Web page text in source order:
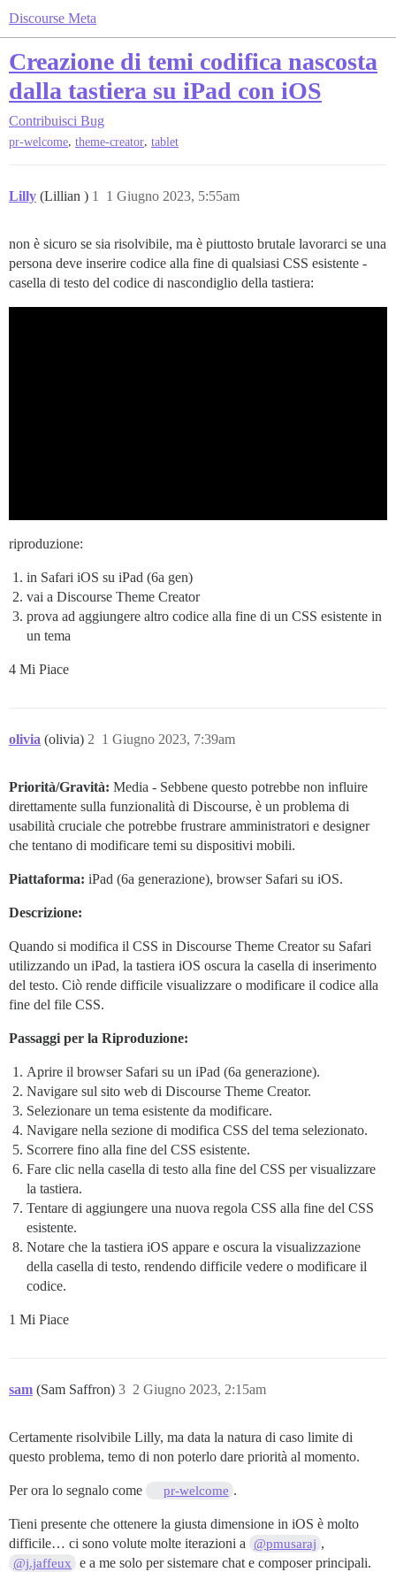
Discourse Meta
Creazione di temi codifica nascosta
dalla tastiera su iPad con iOS
Contribuisci Bug
pr-welcome, theme-creator, tablet
Lilly (Lillian ) 1 Giugno 2023, 5:55am
1
non è sicuro se sia risolvibile, ma è piuttosto brutale lavorarci se una
persona deve inserire codice alla fine di qualsiasi CSS esistente -
casella di testo del codice di nascondiglio della tastiera:
riproduzione:
in Safari iOS su iPad (6a gen)
vai a Discourse Theme Creator
prova ad aggiungere altro codice alla fine di un CSS esistente in
un tema
4 Mi Piace
olivia (olivia) 1 Giugno 2023, 7:39am
2
Priorità/Gravità: Media - Sebbene questo potrebbe non influire
direttamente sulla funzionalità di Discourse, è un problema di
usabilità cruciale che potrebbe frustrare amministratori e designer
che tentano di modificare temi su dispositivi mobili.
Piattaforma: iPad (6a generazione), browser Safari su iOS.
Descrizione:
Quando si modifica il CSS in Discourse Theme Creator su Safari
utilizzando un iPad, la tastiera iOS oscura la casella di inserimento
del testo. Ciò rende difficile visualizzare o modificare il codice alla
fine del file CSS.
Passaggi per la Riproduzione:
Aprire il browser Safari su un iPad (6a generazione).
Navigare sul sito web di Discourse Theme Creator.
Selezionare un tema esistente da modificare.
Navigare nella sezione di modifica CSS del tema selezionato.
Scorrere fino alla fine del CSS esistente.
Fare clic nella casella di testo alla fine del CSS per visualizzare
la tastiera.
Tentare di aggiungere una nuova regola CSS alla fine del CSS
esistente.
Notare che la tastiera iOS appare e oscura la visualizzazione
della casella di testo, rendendo difficile vedere o modificare il
codice.
1 Mi Piace
sam (Sam Saffron) 2 Giugno 2023, 2:15am
3
Certamente risolvibile Lilly, ma data la natura di caso limite di
questo problema, temo di non poterlo dare priorità al momento.
Per ora lo segnalo come pr-welcome .
Tieni presente che ottenere la giusta dimensione in iOS è molto
difficile… ci sono volute molte iterazioni a
@pmusaraj ,
@j.jaffeux e a me solo per sistemare chat e composer principali.